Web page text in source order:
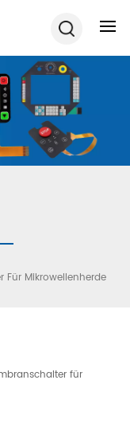
Für Mikrowellenherde
für